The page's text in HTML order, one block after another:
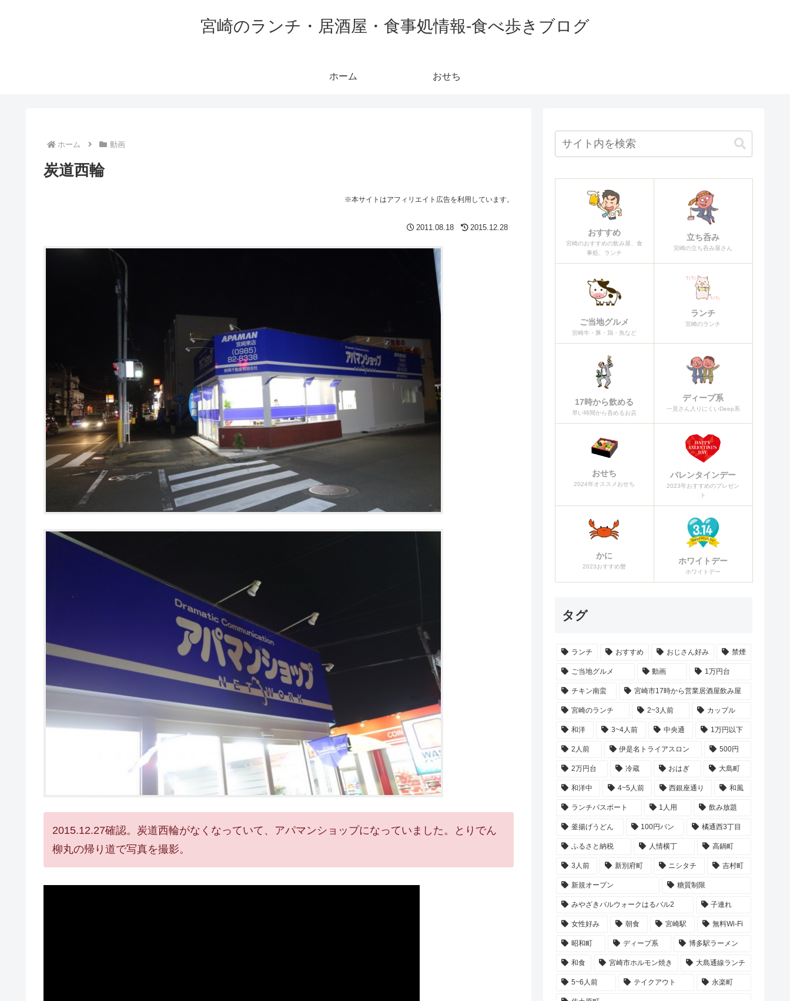
宮崎のランチ・居酒屋・食事処情報-食べ歩きブログ
ホーム おせち
ホーム 動画
炭道西輪
※本サイトはアフィリエイト広告を利用しています。
2011.08.18 2015.12.28
2015.12.27確認。炭道西輪がなくなっていて、アパマンショップになっていました。とりでん
柳丸の帰り道で写真を撮影。
おすすめ
宮崎のおすすめの飲み屋、食
事処、ランチ
立ち呑み
宮崎の立ち呑み屋さん
ご当地グルメ
宮崎牛・豚・鶏・魚など
ランチ
宮崎のランチ
17時から飲める
早い時間から呑めるお店
ディープ系
一見さん入りにくいDeep系
おせち
2024年オススメおせち
バレンタインデー
2023年おすすめのプレゼン
ト
かに
2023おすすめ蟹
ホワイトデー
ホワイトデー
タグ
ランチ おすすめ おじさん好み 禁煙
ご当地グルメ 動画 1万円台
チキン南蛮 宮崎市17時から営業居酒屋飲み屋
宮崎のランチ 2~3人前 カップル
和洋 3~4人前 中央通 1万円以下
2人前 伊是名トライアスロン 500円
2万円台 冷蔵 おはぎ 大島町
和洋中 4~5人前 西銀座通り 和風
ランチパスポート 1人用 飲み放題
釜揚げうどん 100円パン 橘通西3丁目
ふるさと納税 人情横丁 高鍋町
3人前 新別府町 ニシタチ 吉村町
新規オープン 糖質制限
みやざきバルウォークはるバル2 子連れ
女性好み 朝食 宮崎駅 無料Wi-Fi
昭和町 ディープ系 博多駅ラーメン
和食 宮崎市ホルモン焼き 大島通線ランチ
5~6人前 テイクアウト 永楽町